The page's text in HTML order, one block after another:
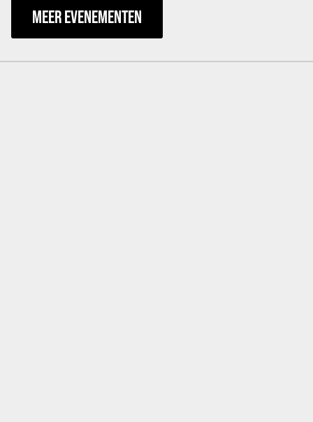
MEER EVENEMENTEN